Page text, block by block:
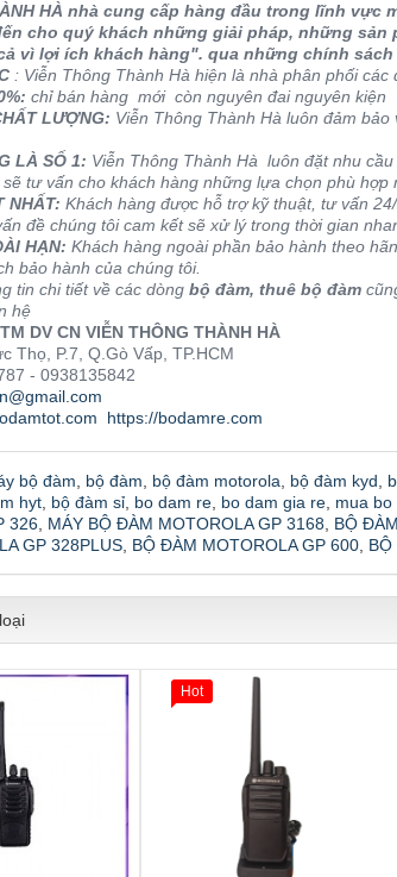
HÀ nhà cung cấp hàng đầu trong lĩnh vực
cho quý khách những giải pháp, những
vì lợi ích khách hàng". qua những chính sách
: Viễn Thông Thành Hà hiện là nhà phân phối
chỉ bán hàng mới còn nguyên đai nguyên kiện
LƯỢNG: Viễn Thông Thành Hà luôn đảm
LÀ SỐ 1: Viễn Thông Thành Hà luôn đặt nhu
tư vấn cho khách hàng những lựa chọn phù
NHẤT: Khách hàng được hỗ trợ kỹ thuật, tư vấn
đề chúng tôi cam kết sẽ xử lý trong thời gian
HẠN: Khách hàng ngoài phần bảo hành theo
bảo hành của chúng tôi.
tin chi tiết về các dòng bộ đàm, thuê bộ đàm
hệ
DV CN VIỄN THÔNG THÀNH HÀ
Thọ, P.7, Q.Gò Vấp, TP.HCM
- 0938135842
https://bodamre.com
bộ đàm bộ đàm bộ đàm motorola bộ đàm kyd
hyt bộ đàm sỉ bo dam re bo dam gia re mua bo
326 MÁY BỘ ĐÀM MOTOROLA GP 3168 BỘ
GP 328PLUS BỘ ĐÀM MOTOROLA GP 600
Hot